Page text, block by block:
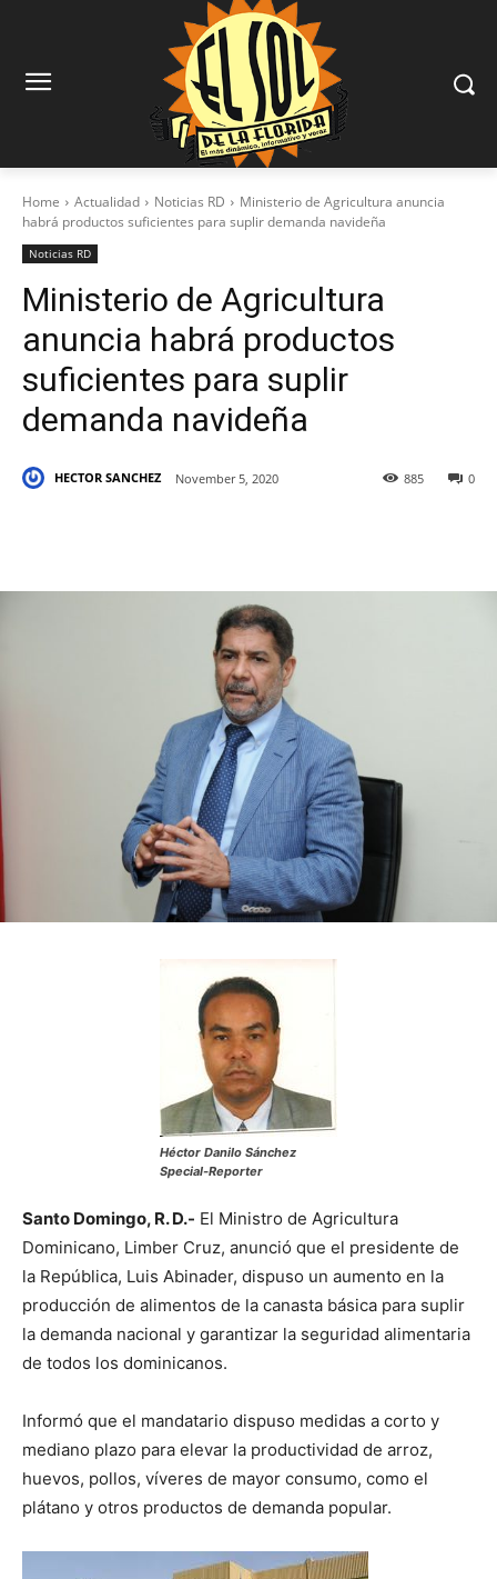
Home Actualidad Noticias RD
Ministerio de Agricultura anuncia
habrá productos suficientes para suplir demanda navideña
Noticias RD
Ministerio de Agricultura
anuncia habrá productos
suficientes para suplir
demanda navideña
HECTOR SANCHEZ November 5, 2020 0
885
Héctor Danilo Sánchez
Special-Reporter
Santo Domingo, R. D.- El Ministro de Agricultura
Dominicano, Limber Cruz, anunció que el presidente de
la República, Luis Abinader, dispuso un aumento en la
producción de alimentos de la canasta básica para suplir
la demanda nacional y garantizar la seguridad alimentaria
de todos los dominicanos.
Informó que el mandatario dispuso medidas a corto y
mediano plazo para elevar la productividad de arroz,
huevos, pollos, víveres de mayor consumo, como el
plátano y otros productos de demanda popular.